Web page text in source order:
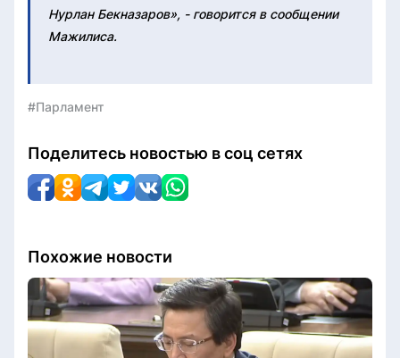
Нурлан Бекназаров», - говорится в сообщении
Мажилиса.
#Парламент
Поделитесь новостью в соц сетях
Похожие новости